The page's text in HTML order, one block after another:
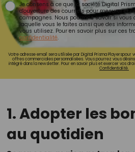
Je consens à ce que la société Digital
d'ouverture des courriels pour mesurer et
campagnes. Nous pourrons savoir si vous
laquelle vous le faites ainsi que des
vous utilisez. Pour en savoir plus sur ces
confidentialité.
Votre adresse email sera utilisée par Digital Prisma Playerspour
offres commerciales personnalisées. Vous pourrez vous
intégré dans la newsletter. Pour en savoir plus et exercer vos
Confidentialité.
1. Adopter les
au quotidien